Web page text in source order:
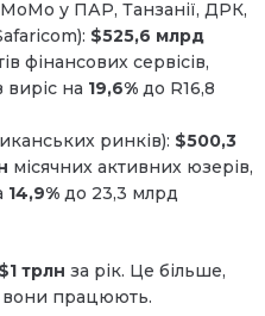
у ПАР, Танзанії, ДРК,
$525,6 млрд
фінансових сервісів,
виріс на 19,6% до R16,8
ринків): $500,3
місячних активних юзерів,
14,9% до 23,3 млрд
$1 трлн за рік. Це більше,
вони працюють.